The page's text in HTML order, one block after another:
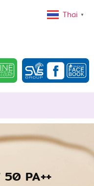
50 PA++
Thai ▼